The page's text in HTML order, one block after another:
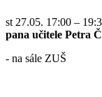
st 27.05. 17:00 –
pana učitele Petra
- na sále ZUŠ